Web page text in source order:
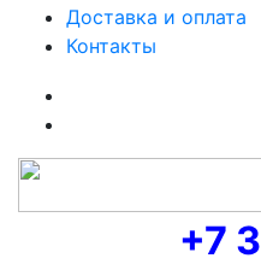
Доставка и оплата
Контакты
+7